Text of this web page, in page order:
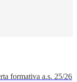
formativa a.s. 25/26